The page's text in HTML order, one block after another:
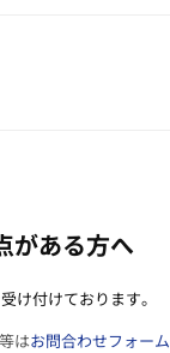
がある方へ
け付けております。
はお問合わせフォーム